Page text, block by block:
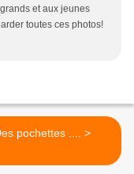
et aux jeunes
toutes ces photos!
Des pochettes .... >